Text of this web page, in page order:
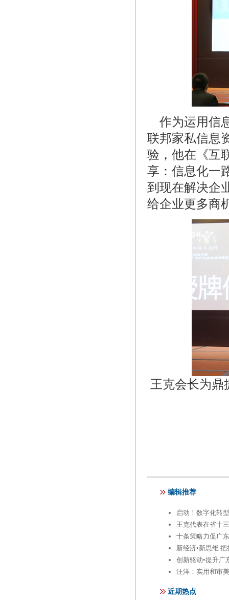
作为运用信
联邦家私信息
验，他在《互
享：信息化一
到现在解决企
给企业更多商
王克会长为鼎